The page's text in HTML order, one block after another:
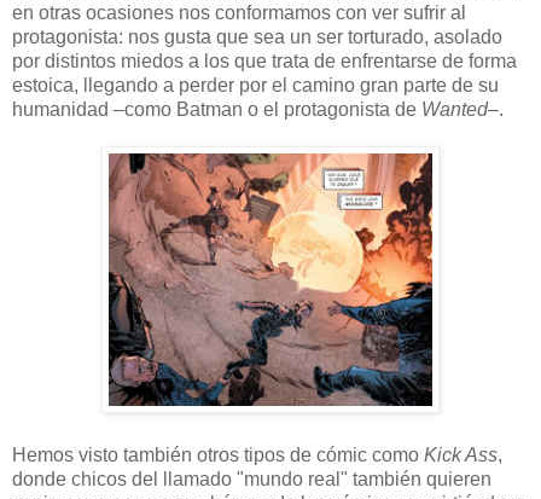
en otras ocasiones nos conformamos con ver sufrir al
protagonista: nos gusta que sea un ser torturado, asolado
por distintos miedos a los que trata de enfrentarse de forma
estoica, llegando a perder por el camino gran parte de su
humanidad –como Batman o el protagonista de Wanted–.
Hemos visto también otros tipos de cómic como Kick Ass,
donde chicos del llamado "mundo real" también quieren